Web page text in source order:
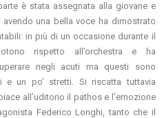
è stata assegnata alla giovane e
avendo una bella voce ha dimostrato
in più di un occasione durante il
rispetto all’orchestra e ha
negli acuti ma questi sono
e un po’ stretti. Si riscatta tuttavia
all’uditorio il pathos e l’emozione
Federico Longhi, tanto che il